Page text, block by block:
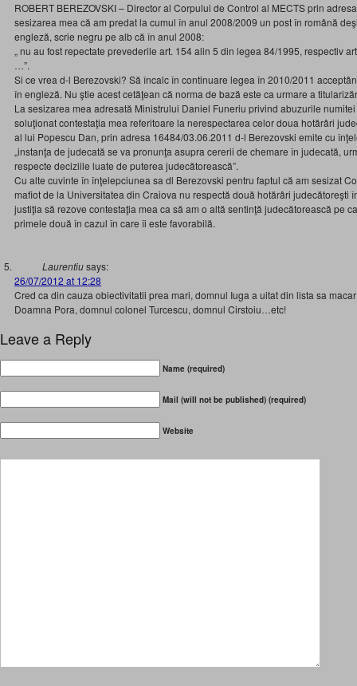
ROBERT BEREZOVSKI – Director al Corpului de Control al MECTS prin
sesizarea mea că am predat la cumul în anul 2008/2009 un post în română
engleză, scrie negru pe alb că în anul 2008:
„ nu au fost repectate prevederile art. 154 alin 5 din legea 84/1995, respectiv
…”.
Si ce vrea d-l Berezovski? Să încalc în continuare legea în 2010/2011
în engleză. Nu ştie acest cetăţean că norma de bază este ca urmare a
La sesizarea mea adresată Ministrului Daniel Funeriu privind abuzurile
soluţionat contestaţia mea referitoare la nerespectarea celor doua hotărâri
al lui Popescu Dan, prin adresa 16484/03.06.2011 d-l Berezovski emite cu
„instanţa de judecată se va pronunţa asupra cererii de chemare în judecată,
respecte deciziile luate de puterea judecătorească”.
Cu alte cuvinte în înţelepciunea sa dl Berezovski pentru faptul că am sesizat
mafiot de la Universitatea din Craiova nu respectă două hotărâri judecătoreşti
justiţia să rezove contestaţia mea ca să am o altă sentinţă judecătorească pe
primele două în cazul în care îi este favorabilă.
Laurentiusays:
26/07/2012 at 12:28
Cred ca din cauza obiectivitatii prea mari, domnul Iuga a uitat din lista sa
Doamna Pora, domnul colonel Turcescu, domnul Cirstoiu…etc!
Leave a Reply
Name (required)
Mail (will not be published) (required)
Website